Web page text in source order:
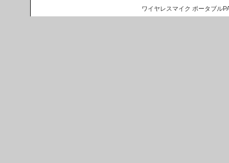
ワイヤレスマイク ポータブル